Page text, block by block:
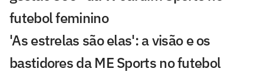
futebol feminino
'As estrelas são elas': a visão e os
bastidores da ME Sports no futebol